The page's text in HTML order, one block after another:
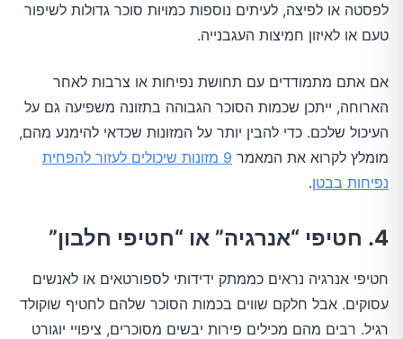
לפסטה או לפיצה, לעיתים נוספות כמויות סוכר גדולות לשיפור
טעם או לאיזון חמיצות העגבנייה.
אם אתם מתמודדים עם תחושת נפיחות או צרבות לאחר
הארוחה, ייתכן שכמות הסוכר הגבוהה בתזונה משפיעה גם על
העיכול שלכם. כדי להבין יותר על המזונות שכדאי להימנע מהם,
מומלץ לקרוא את המאמר
9 מזונות שיכולים לעזור להפחית
נפיחות בבטן.
4. חטיפי “אנרגיה” או “חטיפי חלבון”
חטיפי אנרגיה נראים כממתק ידידותי לספורטאים או לאנשים
עסוקים. אבל חלקם שווים בכמות הסוכר שלהם לחטיף שוקולד
רגיל. רבים מהם מכילים פירות יבשים מסוכרים, ציפויי יוגורט